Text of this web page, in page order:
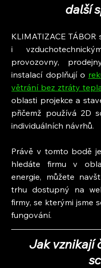
další
KLIMATIZACE
i
provozovny,
instalací doplňují o
větrání bez ztráty
oblasti projekce a
přičemž používá 2D
individuálních návrhů.
Právě v tomto bodě
hledáte firmu v
energie, můžete
trhu dostupný na
firmy, se kterými jsme
fungování.
Jak vznikají